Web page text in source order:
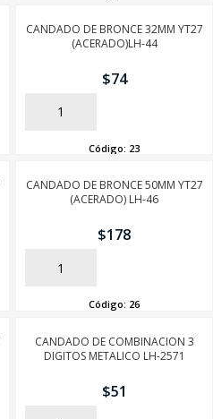
CANDADO DE BRONCE 32MM YT27
(ACERADO)LH-44
$74
AÑADIR
Código: 23
CANDADO DE BRONCE 50MM YT27
(ACERADO) LH-46
$178
AÑADIR
Código: 26
CANDADO DE COMBINACION 3
DIGITOS METALICO LH-2571
$51